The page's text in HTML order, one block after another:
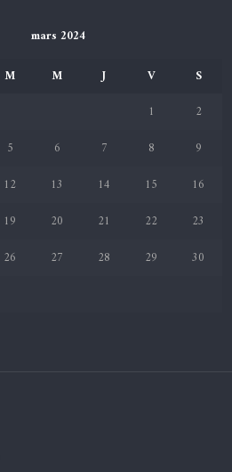
mars 2024
M M J V
S
1
2
5 6 7 8
9
12 13 14 15
16
19 20 21 22
23
26 27 28 29
30